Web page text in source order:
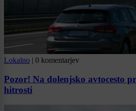
Lokalno | 0 komentarjev
Pozor! Na dolenjsko avtocesto
hitrosti